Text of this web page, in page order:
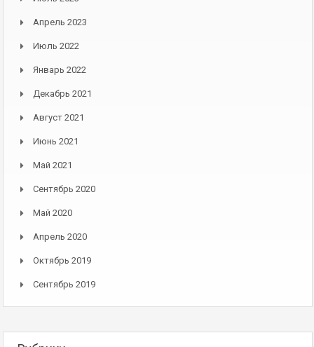
Апрель 2023
Июль 2022
Январь 2022
Декабрь 2021
Август 2021
Июнь 2021
Май 2021
Сентябрь 2020
Май 2020
Апрель 2020
Октябрь 2019
Сентябрь 2019